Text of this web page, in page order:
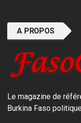
A PROPOS
Le magazine de
Burkina Faso